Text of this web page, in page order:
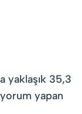
yaklaşık 35,3
yapan